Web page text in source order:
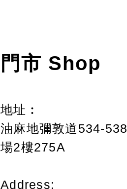
門市 Shop
地址︰
油麻地彌敦道534-538
場2樓275A
Address: